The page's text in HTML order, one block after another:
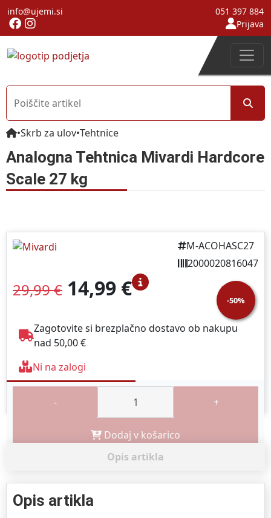
info@ujemi.si
051 397 884
Prijava
•Skrb za ulov•Tehtnice
Analogna Tehtnica Mivardi Hardcore
Scale 27 kg
29,99 € 14,99 € -50%
M-ACOHASC27
2000020816047
Zagotovite si brezplačno dostavo ob nakupu
nad 50,00 €
Ni na zalogi
- +
Dodaj v košarico
Opis artikla
Opis artikla